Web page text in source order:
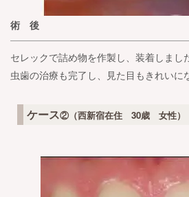
術 後
セレックで詰め物を作製し、装着しました
虫歯の治療も完了し、見た目もきれいに
ケース②（西新宿在住 30歳 女性）